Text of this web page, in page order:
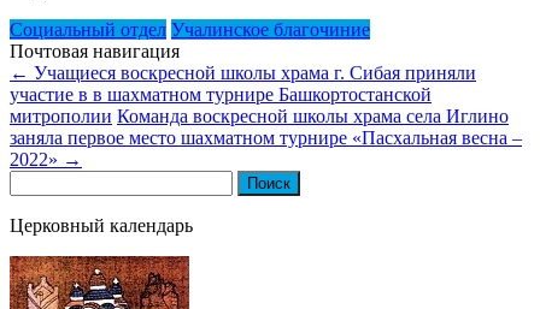
Социальный отдел Учалинское благочиние
Почтовая навигация
← Учащиеся воскресной школы храма г. Сибая приняли
участие в в шахматном турнире Башкортостанской
митрополии Команда воскресной школы храма села Иглино
заняла первое место шахматном турнире «Пасхальная весна –
2022» →
Церковный календарь